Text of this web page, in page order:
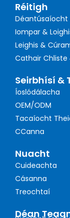
Réitigh
Déantúsaíocht
Iompar &
Leighis &
Cathair Chliste
Seirbhísí
Íoslódálacha
OEM/ODM
Tacaíocht
CCanna
Nuacht
Cuideachta
Cásanna
Treochtaí
Déan